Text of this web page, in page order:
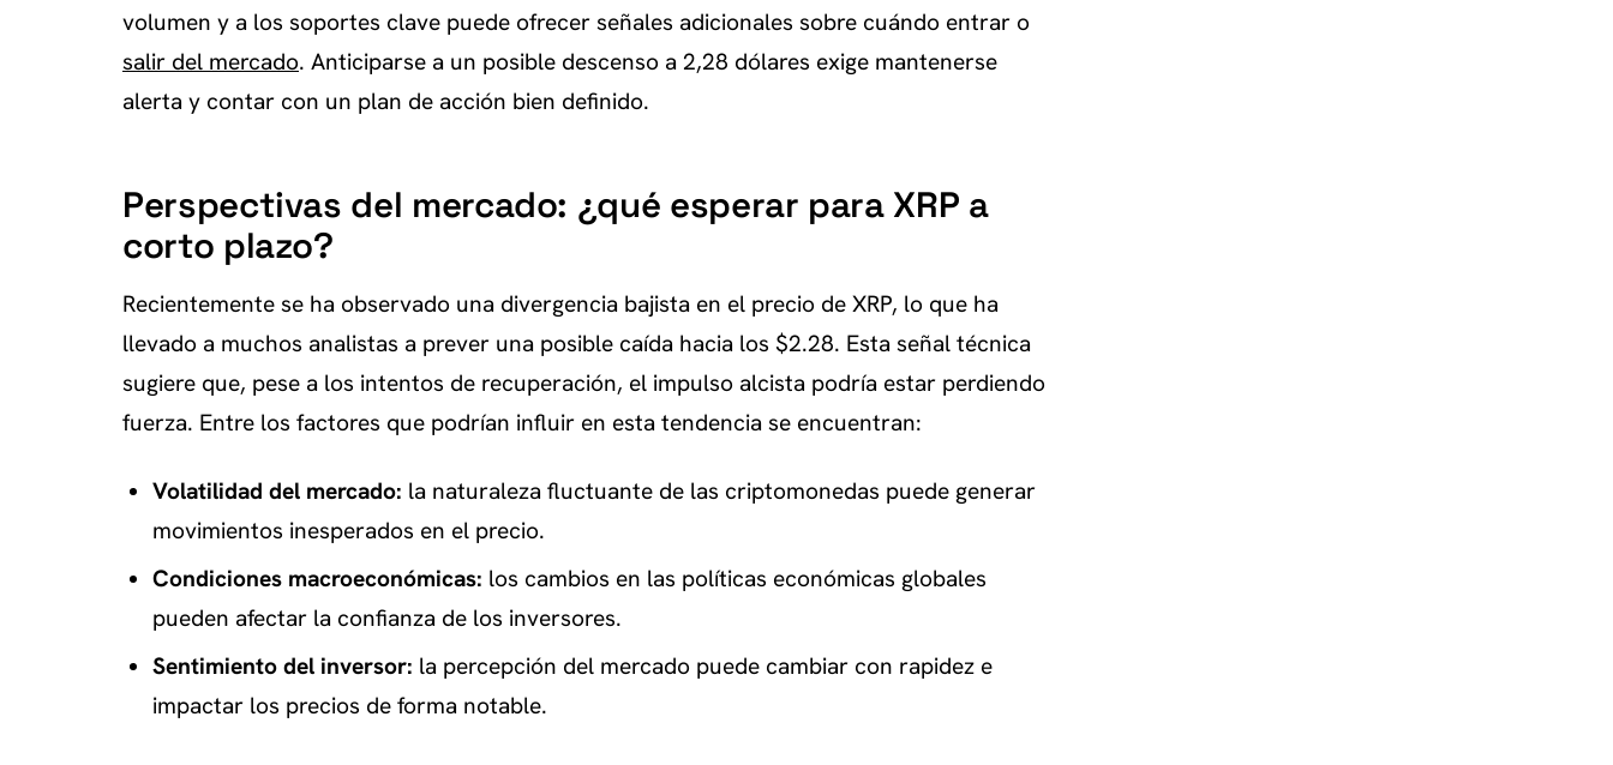
volumen y a los soportes clave puede ofrecer señales adicionales sobre cuándo entrar o
salir del mercado. Anticiparse a un posible descenso a 2,28 dólares exige mantenerse
alerta y contar con un plan de acción bien definido.
Perspectivas del mercado: ¿qué esperar para XRP a
corto plazo?
Recientemente se ha observado una divergencia bajista en el precio de XRP, lo que ha
llevado a muchos analistas a prever una posible caída hacia los $2.28. Esta señal técnica
sugiere que, pese a los intentos de recuperación, el impulso alcista podría estar perdiendo
fuerza. Entre los factores que podrían influir en esta tendencia se encuentran:
Volatilidad del mercado: la naturaleza fluctuante de las criptomonedas puede generar
movimientos inesperados en el precio.
Condiciones macroeconómicas: los cambios en las políticas económicas globales
pueden afectar la confianza de los inversores.
Sentimiento del inversor: la percepción del mercado puede cambiar con rapidez e
impactar los precios de forma notable.